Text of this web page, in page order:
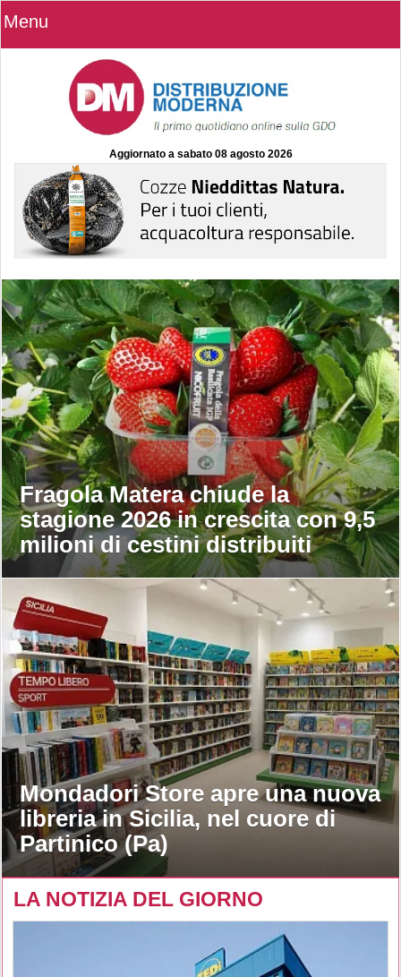
Menu
Aggiornato a sabato 08 agosto 2026
Fragola Matera chiude la
stagione 2026 in crescita con 9,5
milioni di cestini distribuiti
Mondadori Store apre una nuova
libreria in Sicilia, nel cuore di
Partinico (Pa)
LA NOTIZIA DEL GIORNO